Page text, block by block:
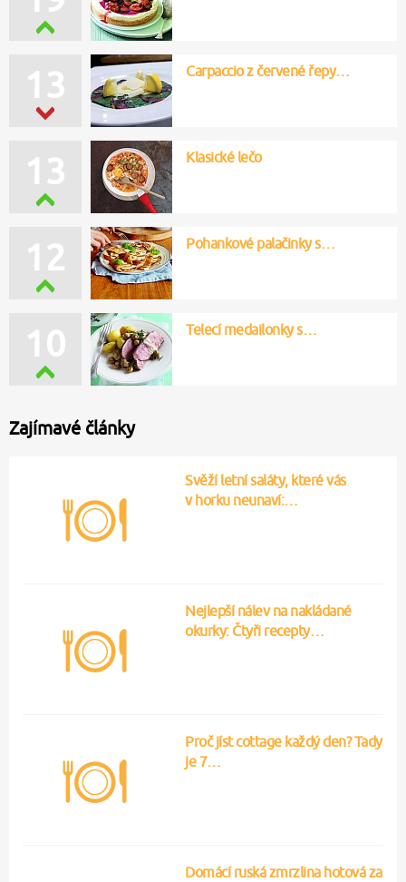
13 Carpaccio z červené řepy…
13 Klasické lečo
12 Pohankové palačinky s…
10 Telecí medailonky s…
Zajímavé články
Svěží letní saláty, které vás
v horku neunaví:…
Nejlepší nálev na nakládané
okurky: Čtyři recepty…
Proč jíst cottage každý den? Tady
je 7…
Domácí ruská zmrzlina hotová za